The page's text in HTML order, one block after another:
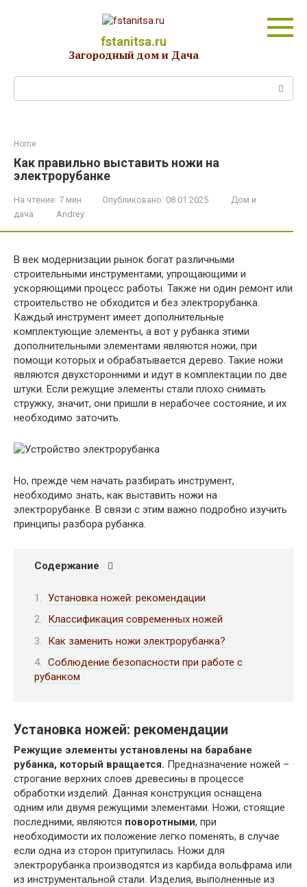
fstanitsa.ru
Загородный дом и Дача
Home
Как правильно выставить ножи на
электрорубанке
На чтение: 7 мин Опубликовано: 08.01.2025
Дом и
дача
Andrey
В век модернизации рынок богат различными
строительными инструментами, упрощающими и
ускоряющими процесс работы. Также ни один ремонт или
строительство не обходится и без электрорубанка.
Каждый инструмент имеет дополнительные
комплектующие элементы, а вот у рубанка этими
дополнительными элементами являются ножи, при
помощи которых и обрабатывается дерево. Такие ножи
являются двухсторонними и идут в комплектации по две
штуки. Если режущие элементы стали плохо снимать
стружку, значит, они пришли в нерабочее состояние, и их
необходимо заточить.
Но, прежде чем начать разбирать инструмент,
необходимо знать, как выставить ножи на
электрорубанке. В связи с этим важно подробно изучить
принципы разбора рубанка.
Содержание
Установка ножей: рекомендации
Классификация современных ножей
Как заменить ножи электрорубанка?
Соблюдение безопасности при работе с
рубанком
Установка ножей: рекомендации
Режущие элементы установлены на барабане
рубанка, который вращается. Предназначение ножей –
строгание верхних слоев древесины в процессе
обработки изделий. Данная конструкция оснащена
одним или двумя режущими элементами. Ножи, стоящие
последними, являются поворотными, при
необходимости их положение легко поменять, в случае
если одна из сторон притупилась. Ножи для
электрорубанка производятся из карбида вольфрама или
из инструментальной стали. Изделия, выполненные из